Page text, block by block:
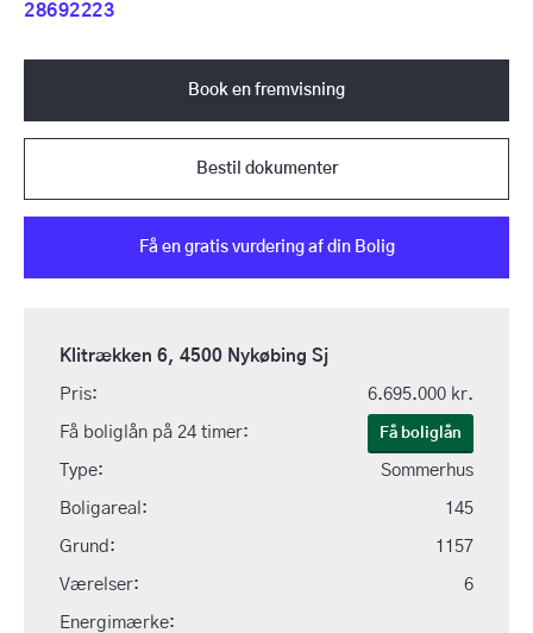
28692223
Klitrækken 6, 4500 Nykøbing Sj
Pris: 6.695.000 kr.
Få boliglån på 24 timer: Få boliglån
Type: Sommerhus
Boligareal: 145
Grund: 1157
Værelser: 6
Energimærke:
Book en fremvisning
Bestil dokumenter
Få en gratis vurdering af din Bolig